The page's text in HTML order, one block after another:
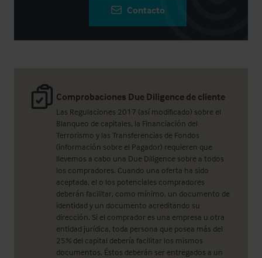
Comprobaciones Due Diligence de cliente
Las Regulaciones 2017 (así modificado) sobre el
Blanqueo de capitales, la Financiación del
Terrorismo y las Transferencias de Fondos
(información sobre el Pagador) requieren que
llevemos a cabo una Due Diligence sobre a todos
los compradores. Cuando una oferta ha sido
aceptada, el o los potenciales compradores
deberán facilitar, como mínimo, un documento de
identidad y un documento acreditando su
dirección. Si el comprador es una empresa u otra
entidad jurídica, toda persona que posea más del
25% del capital debería facilitar los mismos
documentos. Éstos deberán ser entregados a un
Contacto